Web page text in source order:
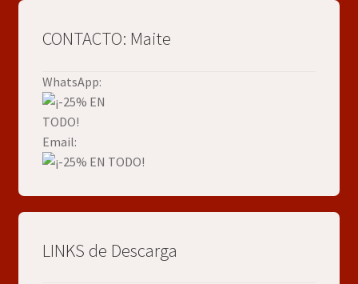
CONTACTO: Maite
WhatsApp:
Email:
LINKS de Descarga